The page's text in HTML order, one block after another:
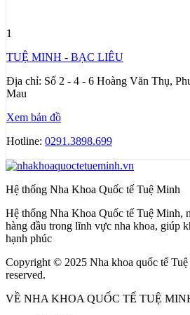
1
TUỆ MINH - BẠC LIÊU
Địa chỉ: Số 2 - 4 - 6 Hoàng Văn Thụ,
Mau
Xem bản đồ
Hotline: 0291.3898.699
Hệ thống Nha Khoa Quốc tế Tuệ Minh
Hệ thống Nha Khoa Quốc tế Tuệ Minh,
hàng đầu trong lĩnh vực nha khoa, giúp
hạnh phúc
Copyright © 2025 Nha khoa quốc tế
reserved.
VỀ NHA KHOA QUỐC TẾ TUỆ